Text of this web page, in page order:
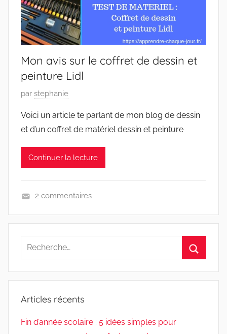
Mon avis sur le coffret de dessin et
peinture Lidl
P
b
l
i
2
7
f
i
r
2
par stephanie
Voici un article te parlant de mon blog de dessin
et d’un coffret de matériel dessin et peinture
Continuer la lecture
i
L
c
2 commentaires
Recherche
:
Articles récents
Fin d’année scolaire : 5 idées simples pour